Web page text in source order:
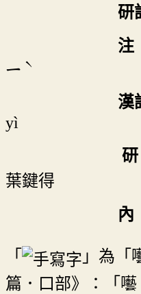
研
ㄧ ˋ
漢
yì
葉鍵得
「
」為「
篇．口部》：「囈